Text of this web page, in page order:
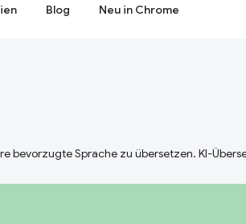
Blog Neu in Chrome
bevorzugte Sprache zu übersetzen. KI-